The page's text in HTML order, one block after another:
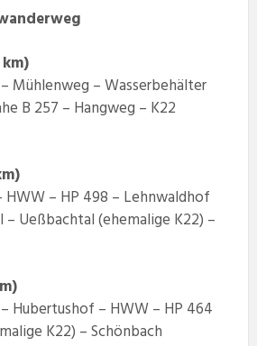
Mühlenweg – Wasserbehälter
B 257 – Hangweg – K22
– HP 498 – Lehnwaldhof
– Ueßbachtal (ehemalige K22) –
Hubertushof – HWW – HP 464
K22) – Schönbach